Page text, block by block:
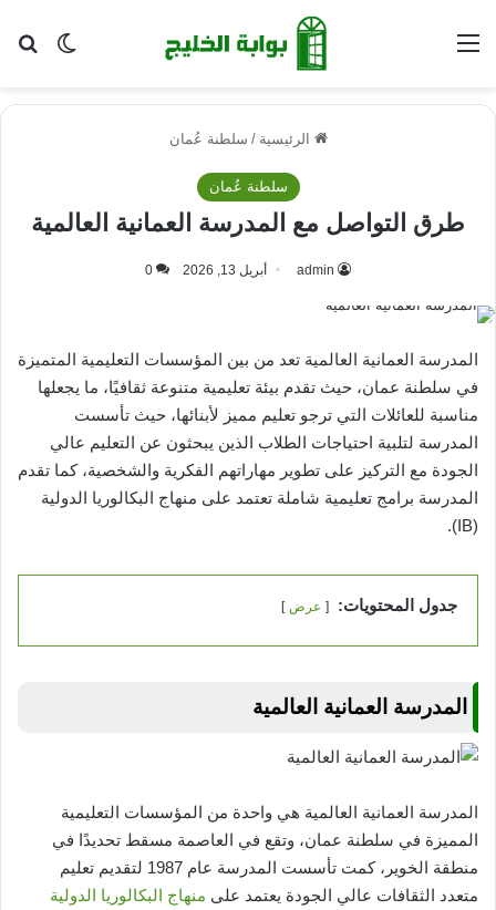
الوضع القائمة
الرئيسية / سلطنة عُمان
سلطنة عُمان
طرق التواصل مع المدرسة العمانية العالمية
admin أبريل 13, 2026 0
المدرسة العمانية العالمية تعد من بين المؤسسات التعليمية المتميزة
في سلطنة عمان، حيث تقدم بيئة تعليمية متنوعة ثقافيًا، ما يجعلها
مناسبة للعائلات التي ترجو تعليم مميز لأبنائها، حيث تأسست
المدرسة لتلبية احتياجات الطلاب الذين يبحثون عن التعليم عالي
الجودة مع التركيز على تطوير مهاراتهم الفكرية والشخصية، كما تقدم
المدرسة برامج تعليمية شاملة تعتمد على منهاج البكالوريا الدولية
(IB).
جدول المحتويات: عرض
المدرسة العمانية العالمية
المدرسة العمانية العالمية هي واحدة من المؤسسات التعليمية
المميزة في سلطنة عمان، وتقع في العاصمة مسقط تحديدًا في
منطقة الخوير، كمت تأسست المدرسة عام 1987 لتقديم تعليم
متعدد الثقافات عالي الجودة يعتمد على منهاج البكالوريا الدولية